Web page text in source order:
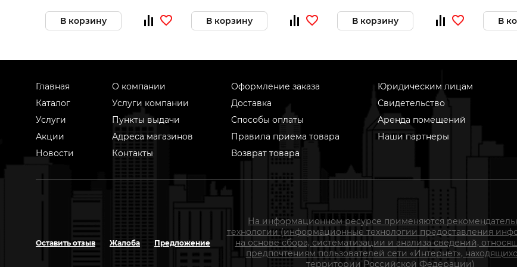
В корзину В корзину В корзину В
Главная
Каталог
Услуги
Акции
Новости
О компании
Услуги компании
Пункты выдачи
Адреса магазинов
Контакты
Оформление заказа
Доставка
Способы оплаты
Правила приема товара
Возврат товара
Юридическим лицам
Свидетельство
Аренда помещений
Наши партнеры
Оставить отзыв Жалоба Предложение
На информационном ресурсе применяются
технологии (информационные технологии предоставления
на основе сбора, систематизации и анализа сведений,
предпочтениям пользователей сети «Интернет»,
территории Российской Федерации)